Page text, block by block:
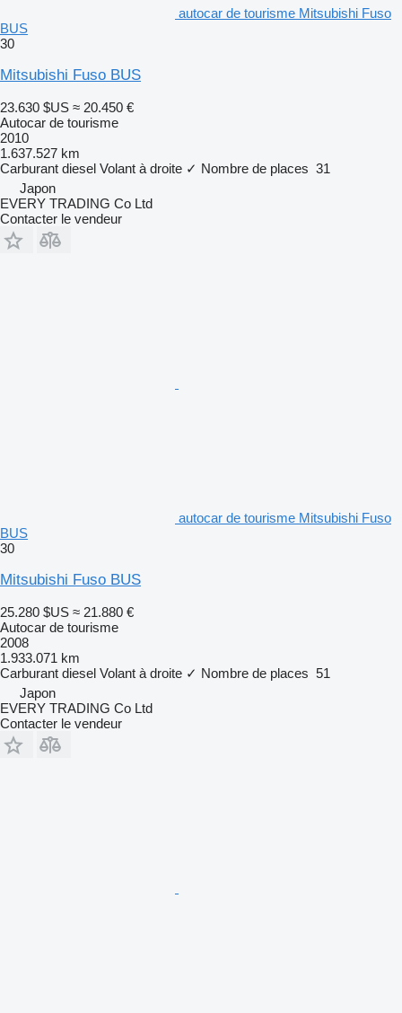
autocar de tourisme Mitsubishi Fuso
BUS
30
Mitsubishi Fuso BUS
23.630 $US ≈ 20.450 €
Autocar de tourisme
2010
1.637.527 km
Carburant diesel Volant à droite ✓ Nombre de places 31
Japon
EVERY TRADING Co Ltd
Contacter le vendeur
autocar de tourisme Mitsubishi Fuso
BUS
30
Mitsubishi Fuso BUS
25.280 $US ≈ 21.880 €
Autocar de tourisme
2008
1.933.071 km
Carburant diesel Volant à droite ✓ Nombre de places 51
Japon
EVERY TRADING Co Ltd
Contacter le vendeur